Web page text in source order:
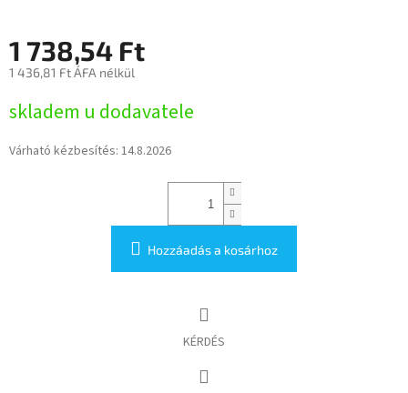
1 738,54 Ft
1 436,81 Ft ÁFA nélkül
skladem u dodavatele
Várható kézbesítés: 14.8.2026
Hozzáadás a kosárhoz
KÉRDÉS